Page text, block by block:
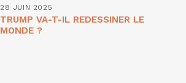
28 JUIN 2025
TRUMP VA-T-IL REDESSINER LE
MONDE ?